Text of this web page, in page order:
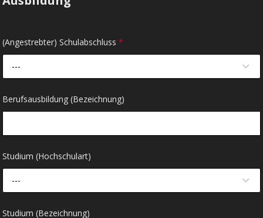
(Angestrebter) Schulabschluss*
---
Berufsausbildung (Bezeichnung)
Studium (Hochschulart)
---
Studium (Bezeichnung)